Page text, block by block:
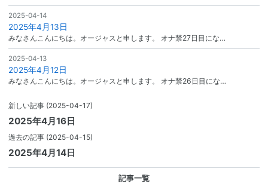
2025-04-14
2025年4月13日
みなさんこんにちは。オージャスと申します。 オナ禁27日目にな…
2025-04-13
2025年4月12日
みなさんこんにちは。オージャスと申します。 オナ禁26日目にな…
新しい記事 (2025-04-17)
2025年4月16日
過去の記事 (2025-04-15)
2025年4月14日
記事一覧